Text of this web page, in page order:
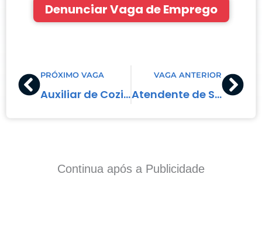
Denunciar Vaga de Emprego
Prev
PRÓXIMO VAGA
Auxiliar de Cozinha
VAGA ANTERIOR
Atendente de Serviços Gerais
Continua após a Publicidade